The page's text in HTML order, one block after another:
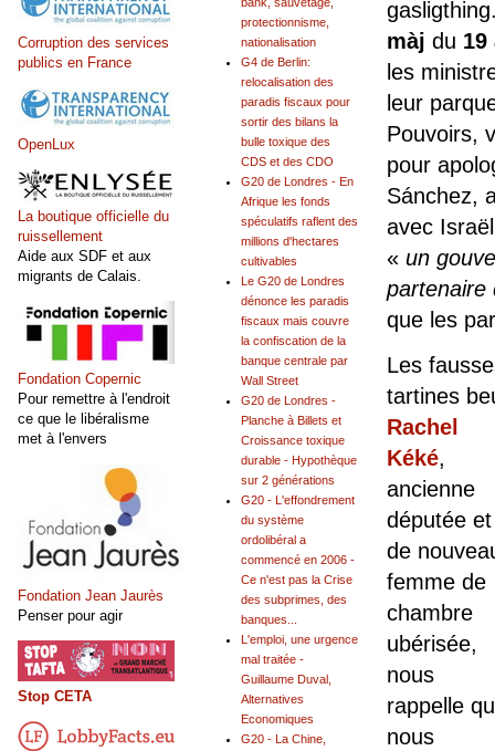
màj du 19
les
leur
Pouvoirs,
pour
Sánchez,
avec
« un
partenaire
que les
Les
tartines
Rachel
Kéké,
ancienne
députée et
de
femme de
chambre
ubérisée,
nous
rappelle
nous
protectionnisme,
nationalisation
G4 de Berlin:
relocalisation des
paradis fiscaux pour
sortir des bilans la
bulle toxique des
CDS et des CDO
G20 de Londres - En
Afrique les fonds
spéculatifs raflent des
millions d'hectares
cultivables
Le G20 de Londres
dénonce les paradis
fiscaux mais couvre
la confiscation de la
banque centrale par
Wall Street
G20 de Londres -
Planche à Billets et
Croissance toxique
durable - Hypothèque
sur 2 générations
G20 - L'effondrement
du système
ordolibéral a
commencé en 2006 -
Ce n'est pas la Crise
des subprimes, des
banques...
L'emploi, une urgence
mal traitée -
Guillaume Duval,
Alternatives
Economiques
G20 - La Chine,
Corruption des services
publics en France
OpenLux
La boutique officielle du
ruissellement
Aide aux SDF et aux
migrants de Calais.
Fondation Copernic
Pour remettre à l'endroit
ce que le libéralisme
met à l'envers
Fondation Jean Jaurès
Penser pour agir
Stop CETA